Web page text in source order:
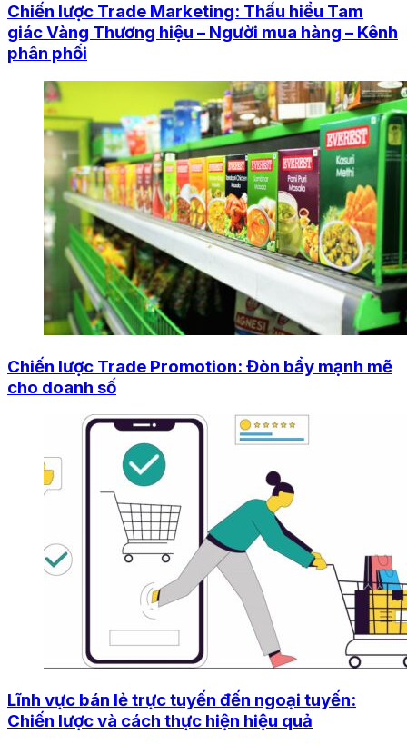
Chiến lược Trade Marketing: Thấu hiểu Tam
giác Vàng Thương hiệu – Người mua hàng – Kênh
phân phối
Chiến lược Trade Promotion: Đòn bẩy mạnh mẽ
cho doanh số
Lĩnh vực bán lẻ trực tuyến đến ngoại tuyến:
Chiến lược và cách thực hiện hiệu quả